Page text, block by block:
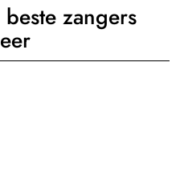
zangers